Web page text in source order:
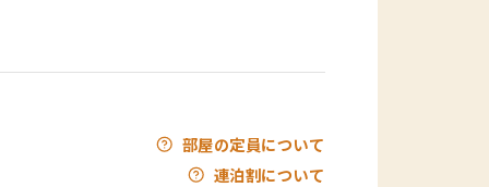
部屋の定員について
連泊割について